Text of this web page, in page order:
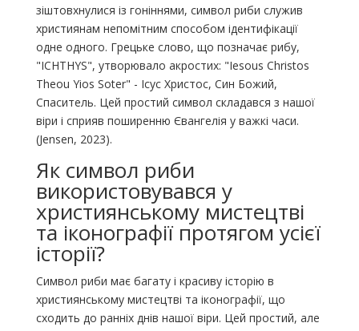
зіштовхнулися із гоніннями, символ риби служив
християнам непомітним способом ідентифікації
одне одного. Грецьке слово, що позначає рибу,
"ICHTHYS", утворювало акростих: "Iesous Christos
Theou Yios Soter" - Ісус Христос, Син Божий,
Спаситель. Цей простий символ складався з нашої
віри і сприяв поширенню Євангелія у важкі часи.
(Jensen, 2023).
Як символ риби
використовувався у
християнському мистецтві
та іконографії протягом усієї
історії?
Символ риби має багату і красиву історію в
християнському мистецтві та іконографії, що
сходить до ранніх днів нашої віри. Цей простий, але